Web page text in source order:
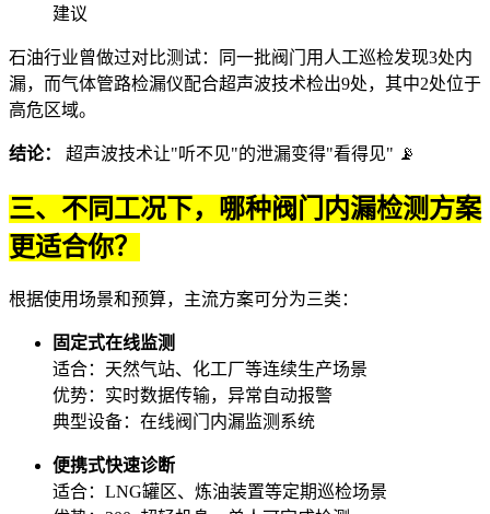
建议
石油行业曾做过对比测试：同一批阀门用人工巡检发现3处内
漏，而气体管路检漏仪配合超声波技术检出9处，其中2处位于
高危区域。
结论： 超声波技术让"听不见"的泄漏变得"看得见" 📡
三、不同工况下，哪种阀门内漏检测方案
更适合你？
根据使用场景和预算，主流方案可分为三类：
固定式在线监测
适合：天然气站、化工厂等连续生产场景
优势：实时数据传输，异常自动报警
典型设备： 在线阀门内漏监测系统
便携式快速诊断
适合：LNG罐区、炼油装置等定期巡检场景